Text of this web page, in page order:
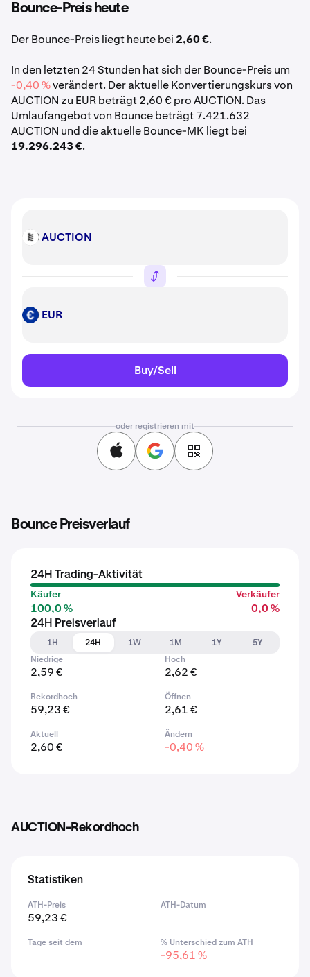
Bounce-Preis heute
Der Bounce-Preis liegt heute bei 2,60 €.
In den letzten 24 Stunden hat sich der Bounce-Preis um
-0,40 %verändert. Der aktuelle Konvertierungskurs von
AUCTION zu EUR beträgt 2,60 € pro AUCTION. Das
Umlaufangebot von Bounce beträgt 7.421.632
AUCTION und die aktuelle Bounce-MK liegt bei
19.296.243 €.
AUCTION AUCTION
EUR EUR
Buy/Sell
oder registrieren mit
Bounce Preisverlauf
24H Trading-Aktivität
Käufer
100,0 %
Verkäufer
0,0 %
24H Preisverlauf
1H
24H 1W 1M 1Y
5Y
Niedrige
2,59 €
Hoch
2,62 €
Rekordhoch
59,23 €
Öffnen
2,61 €
Aktuell
2,60 €
Ändern
-0,40 %
AUCTION-Rekordhoch
Statistiken
ATH-Preis
59,23 €
ATH-Datum
Tage seit dem % Unterschied zum ATH
-95,61 %